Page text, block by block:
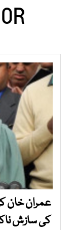
عمران خان
کی سازش